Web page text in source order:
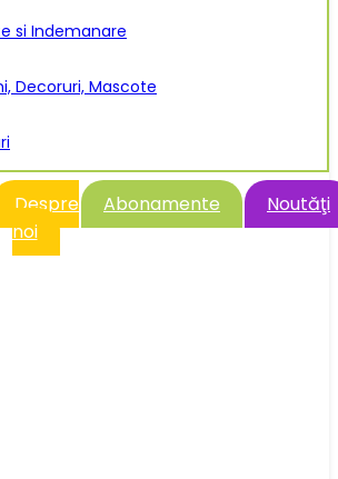
si Indemanare
Decoruri, Mascote
Despre
noi
Abonamente Noutăţi